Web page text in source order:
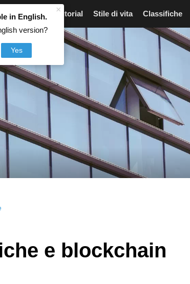
×
in English.
version?
Yes
Notizie Tutorial Stile di vita Classifiche
e blockchain